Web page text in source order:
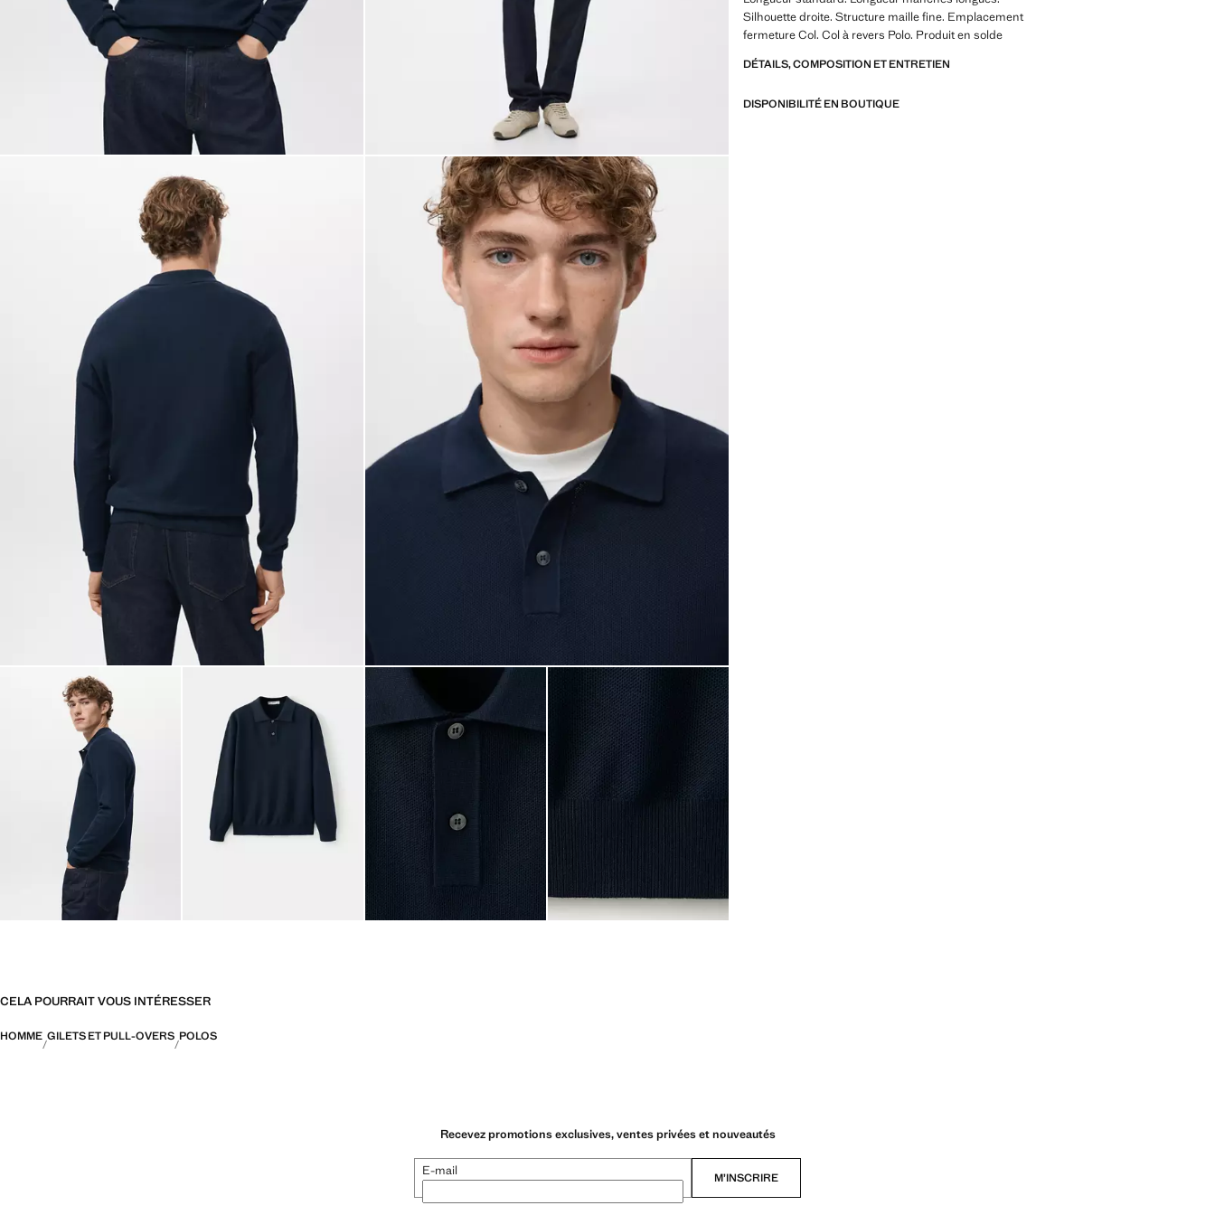
Silhouette droite. Structure maille fine. Emplacement
fermeture Col. Col à revers Polo. Produit en solde
DÉTAILS, COMPOSITION ET ENTRETIEN
DISPONIBILITÉ EN BOUTIQUE
CELA POURRAIT VOUS INTÉRESSER
HOMME GILETS ET PULL-OVERS POLOS
Recevez promotions exclusives, ventes privées et nouveautés
E-mail M’INSCRIRE